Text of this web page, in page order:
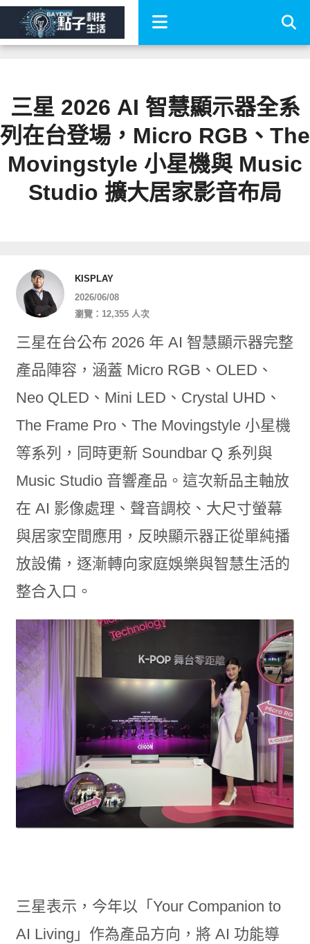
三星 2026 AI 智慧顯示器全系
列在台登場，Micro RGB、The
Movingstyle 小星機與 Music
Studio 擴大居家影音布局
KISPLAY
2026/06/08
瀏覽：12,355 人次
三星在台公布 2026 年 AI 智慧顯示器完整
產品陣容，涵蓋 Micro RGB、OLED、
Neo QLED、Mini LED、Crystal UHD、
The Frame Pro、The Movingstyle 小星機
等系列，同時更新 Soundbar Q 系列與
Music Studio 音響產品。這次新品主軸放
在 AI 影像處理、聲音調校、大尺寸螢幕
與居家空間應用，反映顯示器正從單純播
放設備，逐漸轉向家庭娛樂與智慧生活的
整合入口。
三星表示，今年以「Your Companion to
AI Living」作為產品方向，將 AI 功能導